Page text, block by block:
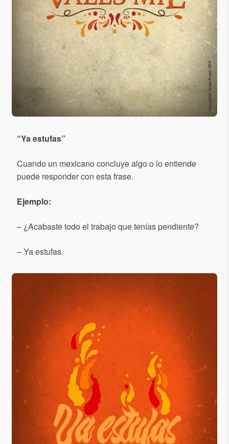
“Ya estufas”
Cuando un mexicano concluye algo o lo entiende
puede responder con esta frase.
Ejemplo:
– ¿Acabaste todo el trabajo que tenías pendiente?
– Ya estufas.